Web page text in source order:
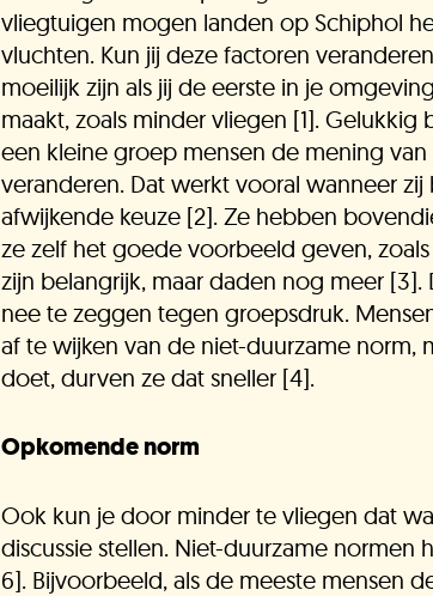
vliegtuigen mogen landen op Schiphol
vluchten. Kun jij deze factoren
moeilijk zijn als jij de eerste in je
maakt, zoals minder vliegen [1].
een kleine groep mensen de mening
veranderen. Dat werkt vooral wanneer
afwijkende keuze [2]. Ze hebben
ze zelf het goede voorbeeld geven,
zijn belangrijk, maar daden nog meer
nee te zeggen tegen groepsdruk.
af te wijken van de niet-duurzame norm,
doet, durven ze dat sneller [4].
Opkomende norm
Ook kun je door minder te vliegen dat
discussie stellen. Niet-duurzame normen
6]. Bijvoorbeeld, als de meeste mensen